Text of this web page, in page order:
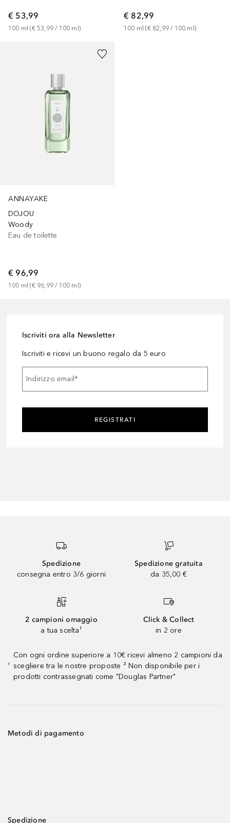
€ 53,99
100 ml (€ 53,99 / 100 ml )
€ 82,99
100 ml (€ 82,99 / 100 ml )
ANNAYAKE
DOJOU
Woody
Eau de toilette
€ 96,99
100 ml (€ 96,99 / 100 ml)
Iscriviti ora alla Newsletter
Iscriviti e ricevi un buono regalo da 5 euro
Indirizzo email *
REGISTRATI
Spedizione
consegna entro 3/6 giorni
Spedizione gratuita
da 35,00 €
2 campioni omaggio
a tua scelta¹
Click & Collect
in 2 ore
¹
Con ogni ordine superiore a 10€ ricevi almeno 2 campioni da
scegliere tra le nostre proposte ² Non disponibile per i
prodotti contrassegnati come "Douglas Partner"
Metodi di pagamento
Spedizione